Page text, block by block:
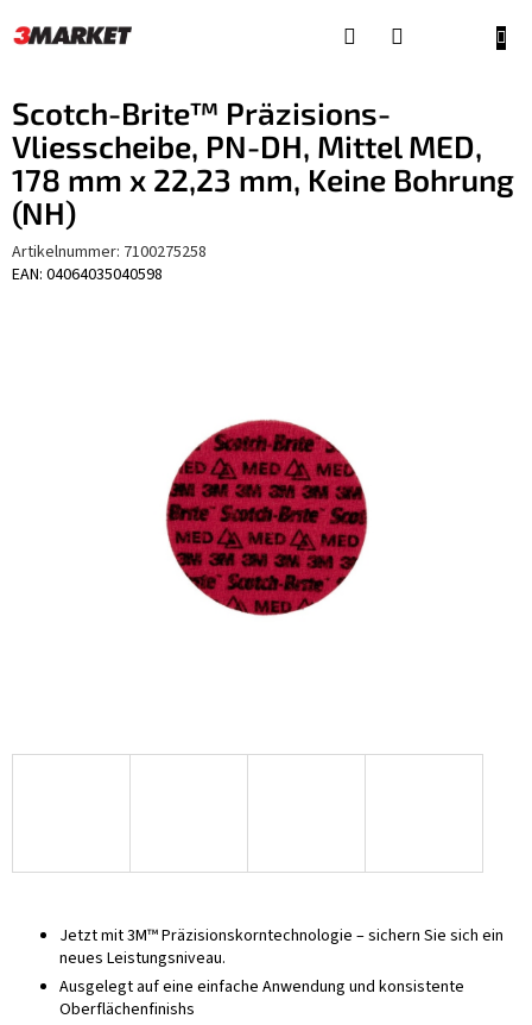
Inhalt
Scotch-Brite™ Präzisions-
Vliesscheibe, PN-DH, Mittel MED,
178 mm x 22,23 mm, Keine Bohrung
(NH)
Artikelnummer: 7100275258
EAN: 04064035040598
Jetzt mit 3M™ Präzisionskorntechnologie – sichern Sie sich ein
neues Leistungsniveau.
Ausgelegt auf eine einfache Anwendung und konsistente
Oberflächenfinishs